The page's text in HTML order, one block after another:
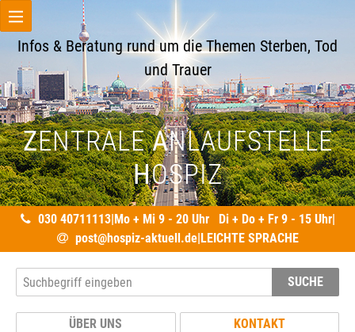
Infos & Beratung rund um die Themen Sterben, Tod
und Trauer
ZENTRALEANLAUFSTELLE
HOSPIZ
030 40711113|Mo + Mi 9 - 20 Uhr Di + Do + Fr 9 - 15 Uhr|
post@hospiz-aktuell.de|LEICHTE SPRACHE
ÜBER UNS
KONTAKT
SUCHE